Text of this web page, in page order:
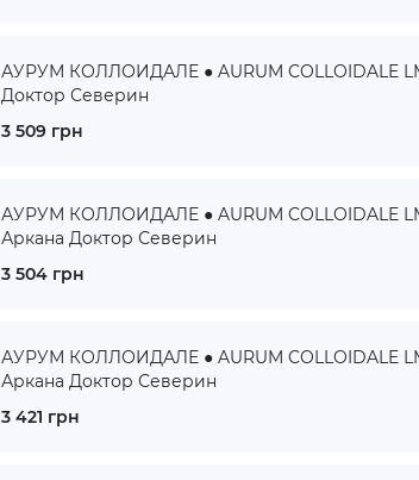
АУРУМ КОЛЛОИДАЛЕ ● AURUM COLLOIDALE
Доктор Северин
3 509 грн
АУРУМ КОЛЛОИДАЛЕ ● AURUM COLLOIDALE
Аркана Доктор Северин
3 504 грн
АУРУМ КОЛЛОИДАЛЕ ● AURUM COLLOIDALE
Аркана Доктор Северин
3 421 грн